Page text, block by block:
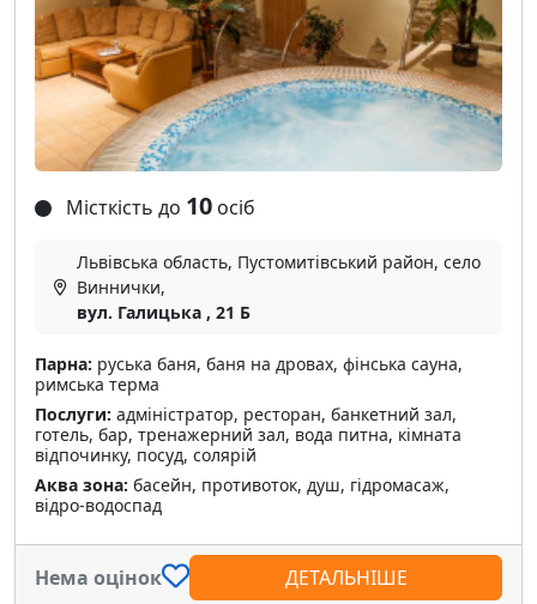
Місткість до 10 осіб
Львівська область, Пустомитівський район, село
Виннички,
вул. Галицька , 21 Б
Парна: руська баня, баня на дровах, фінська сауна,
римська терма
Послуги: адміністратор, ресторан, банкетний зал,
готель, бар, тренажерний зал, вода питна, кімната
відпочинку, посуд, солярій
Аква зона: басейн, противоток, душ, гідромасаж,
відро-водоспад
Нема оцінок ДЕТАЛЬНІШЕ